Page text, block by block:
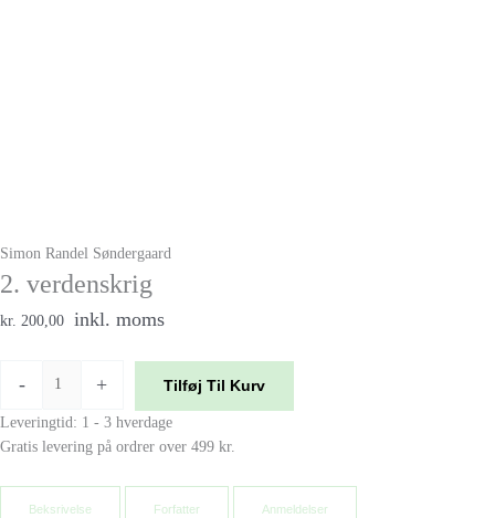
Simon Randel Søndergaard
2. verdenskrig
kr. 200,00 inkl. moms
- + Tilføj Til Kurv
Leveringtid: 1 - 3 hverdage
Gratis levering på ordrer over 499 kr.
Beksrivelse Forfatter Anmeldelser